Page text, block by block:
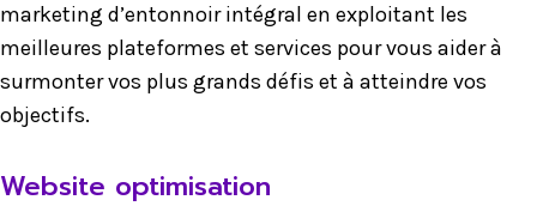
marketing d’entonnoir intégral en exploitant les
meilleures plateformes et services pour vous aider à
surmonter vos plus grands défis et à atteindre vos
objectifs.
Website optimisation